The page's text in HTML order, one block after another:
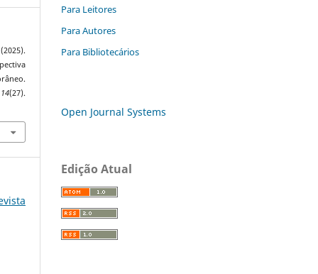
14(27).
Para Leitores
Para Autores
Para Bibliotecários
Open Journal Systems
Edição Atual